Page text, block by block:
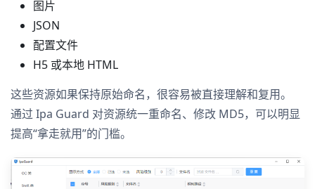
图片
JSON
配置文件
H5 或本地 HTML
这些资源如果保持原始命名，很容易被直接理解和复用。
通过 Ipa Guard 对资源统一重命名、修改 MD5，可以明显
提高“拿走就用”的门槛。